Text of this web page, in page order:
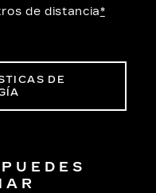
de distancia*
DE